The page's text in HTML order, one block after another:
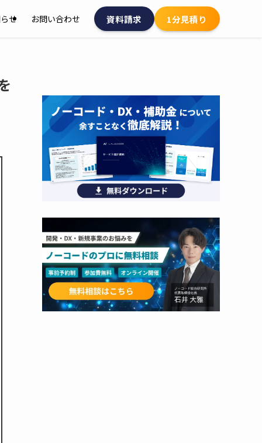
せ お問い合わせ 資料請求 1分見積り